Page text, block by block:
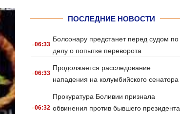
ПОСЛЕДНИЕ НОВОСТИ
.06:33
Болсонару предстанет перед судом по
делу о попытке переворота
.06:33
Продолжается расследование
нападения на колумбийского сенатора
.06:32
Прокуратура Боливии признала
обвинения против бывшего президента